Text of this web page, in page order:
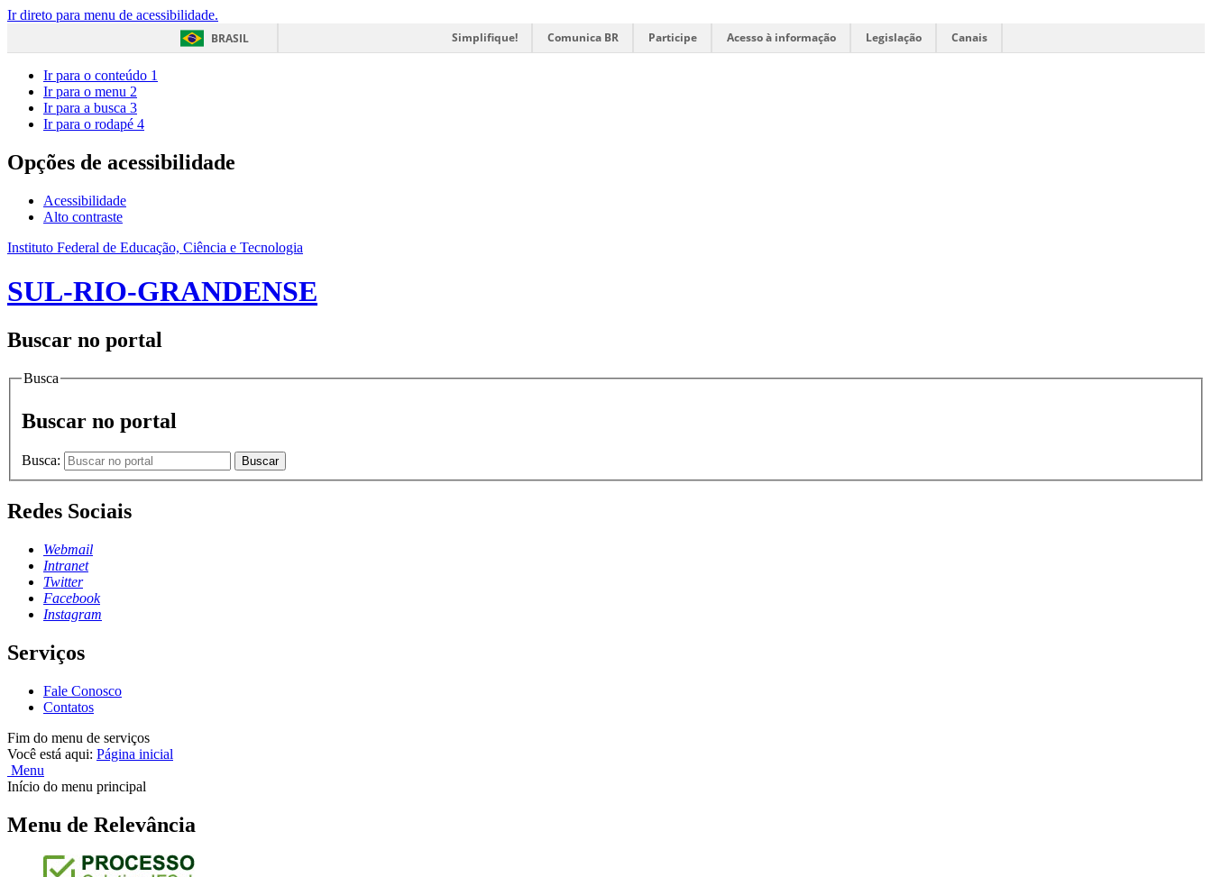
Ir direto para menu de acessibilidade.
BRASIL
Simplifique! Comunica BR Participe Acesso à informação Legislação Canais
Ir para o conteúdo 1
Ir para o menu 2
Ir para a busca 3
Ir para o rodapé 4
Opções de acessibilidade
Acessibilidade
Alto contraste
Instituto Federal de Educação, Ciência e Tecnologia
SUL-RIO-GRANDENSE
Buscar no portal
Busca
Buscar no portal
Busca: Buscar
Redes Sociais
Webmail
Intranet
Twitter
Facebook
Instagram
Serviços
Fale Conosco
Contatos
Fim do menu de serviços
Você está aqui: Página inicial
Menu
Início do menu principal
Menu de Relevância